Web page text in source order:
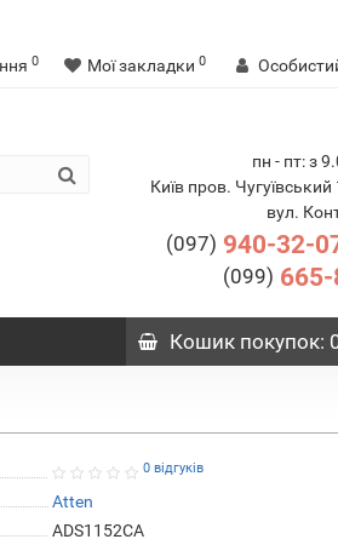
0 Мої закладки 0
пн - пт: з
Київ пров. Чугуївський
вул.
(097) 940-32-
(099)
Кошикпокупок:
0 відгуків
Atten
ADS1152CA